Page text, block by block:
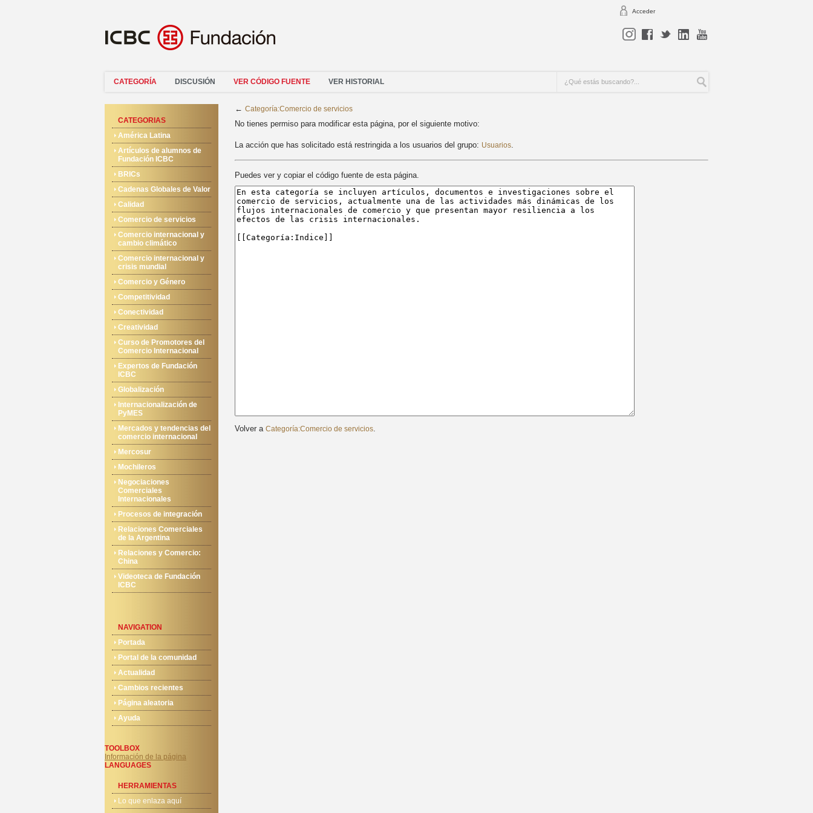
Acceder
CATEGORÍA DISCUSIÓN VER CÓDIGO FUENTE VER HISTORIAL
CATEGORIAS
América Latina
Artículos de alumnos de
Fundación ICBC
BRICs
Cadenas Globales de Valor
Calidad
Comercio de servicios
Comercio internacional y
cambio climático
Comercio internacional y
crisis mundial
Comercio y Género
Competitividad
Conectividad
Creatividad
Curso de Promotores del
Comercio Internacional
Expertos de Fundación
ICBC
Globalización
Internacionalización de
PyMES
Mercados y tendencias del
comercio internacional
Mercosur
Mochileros
Negociaciones
Comerciales
Internacionales
Procesos de integración
Relaciones Comerciales
de la Argentina
Relaciones y Comercio:
China
Videoteca de Fundación
ICBC
NAVIGATION
Portada
Portal de la comunidad
Actualidad
Cambios recientes
Página aleatoria
Ayuda
TOOLBOX
Información de la página
LANGUAGES
HERRAMIENTAS
Lo que enlaza aquí
← Categoría:Comercio de servicios
No tienes permiso para modificar esta página, por el siguiente motivo:
La acción que has solicitado está restringida a los usuarios del grupo: Usuarios.
Puedes ver y copiar el código fuente de esta página.
Volver a Categoría:Comercio de servicios.